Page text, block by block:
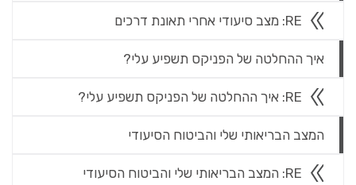
RE: מצב סיעודי אחרי תאונת דרכים
איך ההחלטה של הפניקס תשפיע עלי?
RE: איך ההחלטה של הפניקס תשפיע עלי?
המצב הבריאותי שלי והביטוח הסיעודי
RE: המצב הבריאותי שלי והביטוח הסיעודי